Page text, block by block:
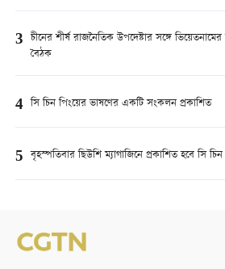
3 চীনের শীর্ষ রাজনৈতিক উপদেষ্টার সঙ্গে ভিয়েতনামের
বৈঠক
4 সি চিন পিংয়ের ভাষণের একটি সংকলন প্রকাশিত
5 বৃহস্পতিবার ছিউশি ম্যাগাজিনে প্রকাশিত হবে সি